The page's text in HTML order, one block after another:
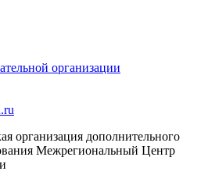
организации
организация дополнительного
Межрегиональный Центр